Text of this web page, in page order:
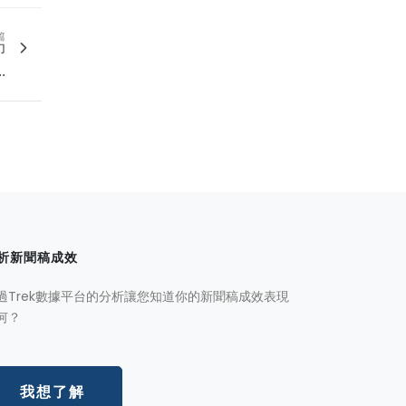
新聞稿成效
Trek數據平台的分析讓您知道你的新聞稿成效表現
？
我想了解